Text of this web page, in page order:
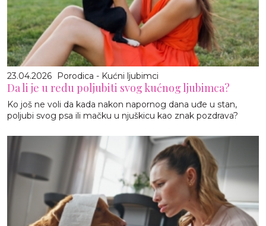
23.04.2026 Porodica - Kućni ljubimci
Da li je u redu poljubiti svog kućnog ljubimca?
Ko još ne voli da kada nakon napornog dana uđe u stan,
poljubi svog psa ili mačku u njuškicu kao znak pozdrava?